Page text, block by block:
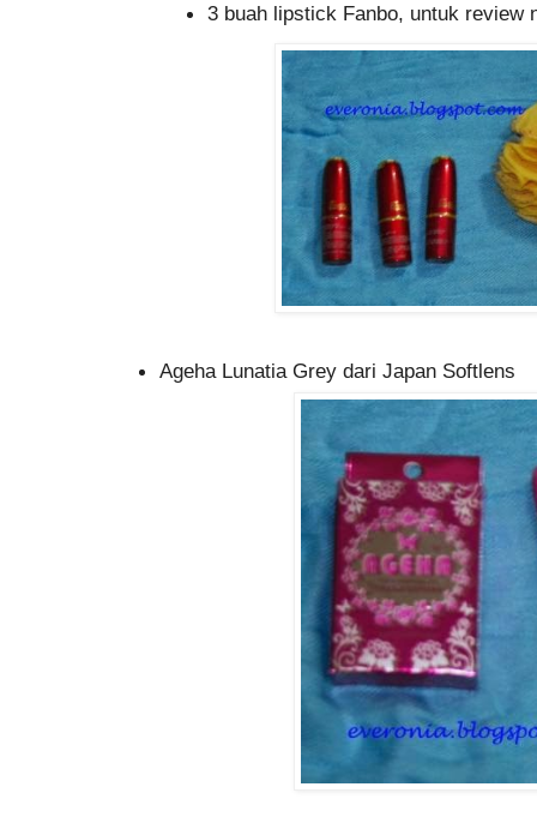
3 buah lipstick Fanbo, untuk review
Ageha Lunatia Grey dari Japan Softlens